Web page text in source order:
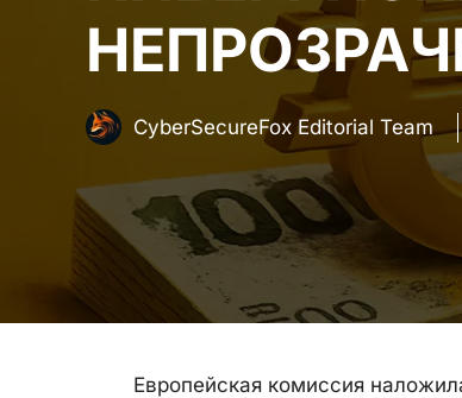
CyberSecureFox Editorial Team
Европейская комиссия